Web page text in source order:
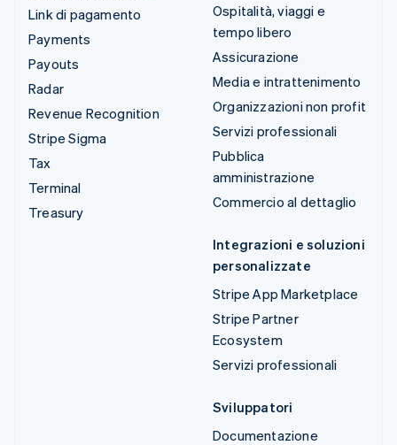
Link di pagamento
Payments
Payouts
Radar
Revenue Recognition
Stripe Sigma
Tax
Terminal
Treasury
Ospitalità, viaggi e
tempo libero
Assicurazione
Media e intrattenimento
Organizzazioni non profit
Servizi professionali
Pubblica
amministrazione
Commercio al dettaglio
Integrazioni e soluzioni
personalizzate
Stripe App Marketplace
Stripe Partner
Ecosystem
Servizi professionali
Sviluppatori
Documentazione